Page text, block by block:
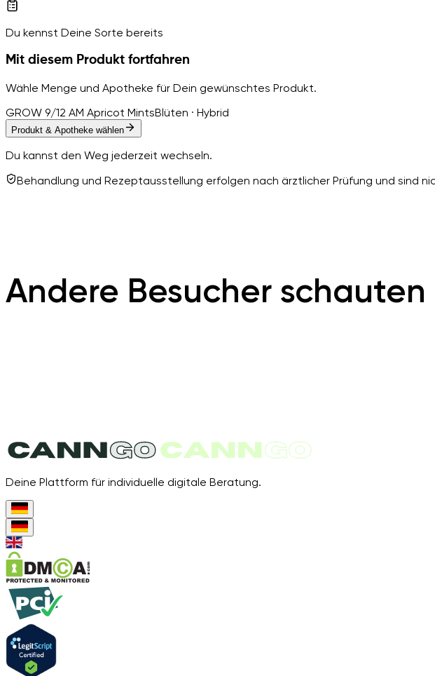
Du kennst Deine Sorte bereits
Mit diesem Produkt fortfahren
Wähle Menge und Apotheke für Dein gewünschtes Produkt.
GROW 9/12 AM Apricot MintsBlüten · Hybrid
Produkt & Apotheke wählen
Du kannst den Weg jederzeit wechseln.
Behandlung und Rezeptausstellung erfolgen nach ärztlicher Prüfung und sind
Andere Besucher
Deine Plattform für individuelle digitale Beratung.